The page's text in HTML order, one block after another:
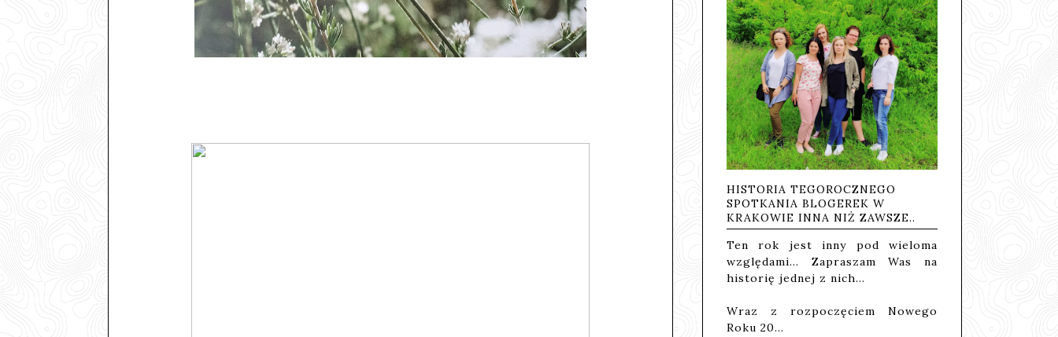
HISTORIA TEGOROCZNEGO
SPOTKANIA BLOGEREK W
KRAKOWIE INNA NIŻ ZAWSZE..
Ten rok jest inny pod wieloma
względami... Zapraszam Was na
historię jednej z nich...
Wraz z rozpoczęciem Nowego
Roku 20…